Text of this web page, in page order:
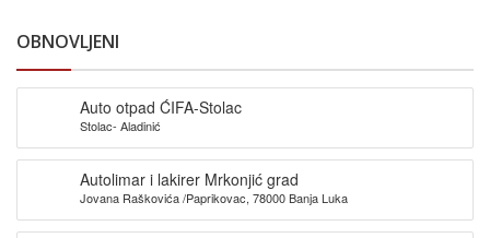
OBNOVLJENI
Auto otpad ĆIFA-Stolac
Stolac- Aladinić
Autolimar i lakirer Mrkonjić grad
Jovana Raškovića /Paprikovac, 78000 Banja Luka